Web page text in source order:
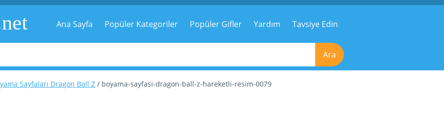
Ana Sayfa Popüler Kategoriler Popüler Gifler Yardım Tavsiye Edin
Ara
Sayfaları Dragon Ball Z / boyama-sayfasi-dragon-ball-z-hareketli-resim-0079